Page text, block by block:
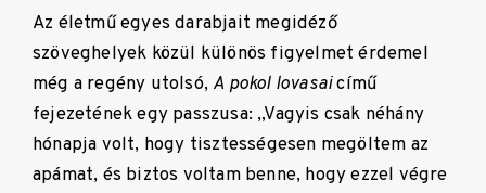
Az életmű egyes darabjait megidéző
szöveghelyek közül különös figyelmet érdemel
még a regény utolsó, A pokol lovasaicímű
fejezetének egy passzusa: „Vagyis csak néhány
hónapja volt, hogy tisztességesen megöltem az
apámat, és biztos voltam benne, hogy ezzel végre